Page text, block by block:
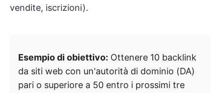
vendite, iscrizioni).
Esempio di obiettivo: Ottenere 10 backlink
da siti web con un'autorità di dominio (DA)
pari o superiore a 50 entro i prossimi tre